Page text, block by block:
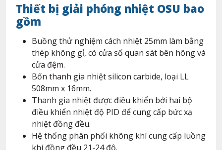
Thiết bị giải phóng nhiệt OSU bao
gồm
Buồng thử nghiệm cách nhiệt 25mm làm bằng
thép không gỉ, có cửa sổ quan sát bên hông và
cửa đệm.
Bốn thanh gia nhiệt silicon carbide, loại LL
508mm x 16mm.
Thanh gia nhiệt được điều khiển bởi hai bộ
điều khiển nhiệt độ PID để cung cấp bức xạ
nhiệt đồng đều.
Hệ thống phân phối không khí cung cấp luồng
khí đồng đều 21-24 độ.